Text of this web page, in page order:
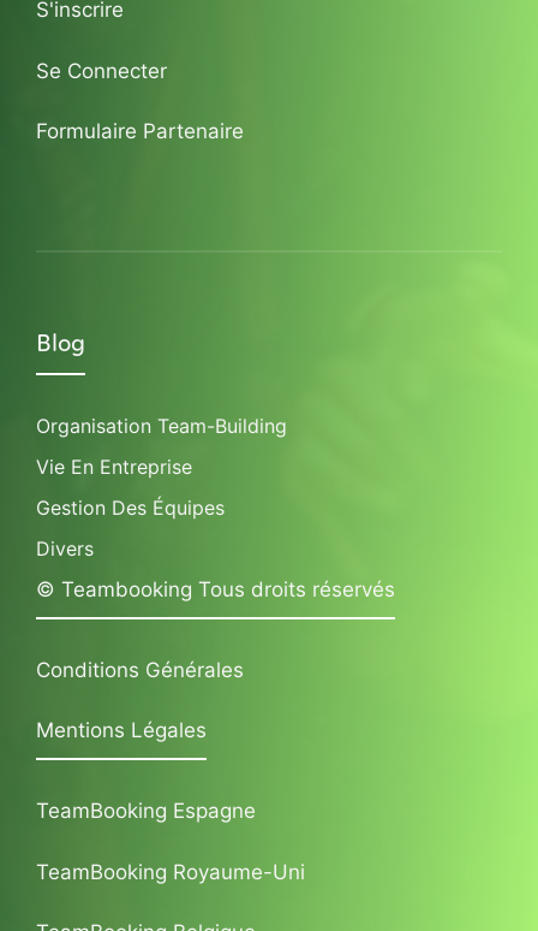
S'inscrire
Se Connecter
Formulaire Partenaire
Blog
Organisation Team-Building
Vie En Entreprise
Gestion Des Équipes
Divers
© Teambooking Tous droits réservés
Conditions Générales
Mentions Légales
TeamBooking Espagne
TeamBooking Royaume-Uni